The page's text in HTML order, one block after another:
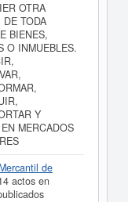
OTRA
TODA
BIENES,
O INMUEBLES.
Y
MERCADOS
de
actos en